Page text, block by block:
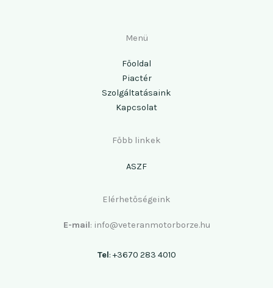
Menü
Főoldal
Piactér
Szolgáltatásaink
Kapcsolat
Főbb linkek
ASZF
Elérhetőségeink
E-mail: info@veteranmotorborze.hu
Tel: +3670 283 4010